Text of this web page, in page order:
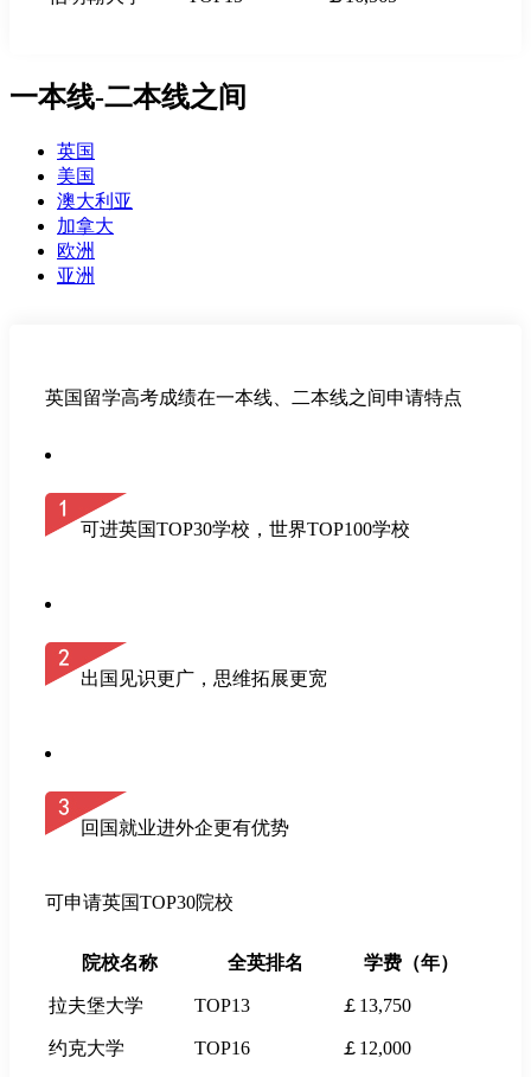
一本线-二本线之间
英国
美国
澳大利亚
加拿大
欧洲
亚洲
英国留学高考成绩在一本线、二本线之间申请特点
可进英国TOP30学校，世界TOP100学校
出国见识更广，思维拓展更宽
回国就业进外企更有优势
可申请英国TOP30院校
院校名称 全英排名 学费（年）
拉夫堡大学 TOP13 ￡13,750
约克大学 TOP16 ￡12,000